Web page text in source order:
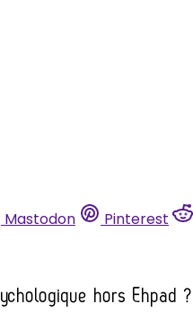
Mastodon Pinterest
hors Ehpad ?